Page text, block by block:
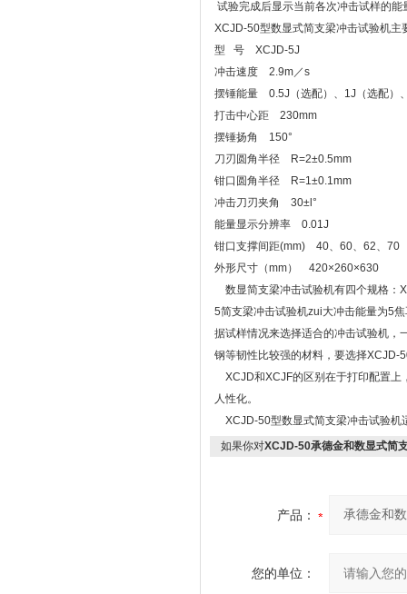
试验完成后显示当前各次冲击试样的能
XCJD-50型数显式简支梁冲击试验机主
型 号 XCJD-5J
冲击速度 2.9m／s
摆锤能量 0.5J（选配）、1J（选配）
打击中心距 230mm
摆锤扬角 150°
刀刃圆角半径 R=2±0.5mm
钳口圆角半径 R=1±0.1mm
冲击刀刃夹角 30±l°
能量显示分辨率 0.01J
钳口支撑间距(mm) 40、60、62、70
外形尺寸（mm） 420×260×630
数显简支梁冲击试验机有四个规格：
5简支梁冲击试验机zui大冲击能量为5
据试样情况来选择适合的冲击试验机，
钢等韧性比较强的材料，要选择XCJD-
XCJD和XCJF的区别在于打印配置上
人性化。
XCJD-50型数显式简支梁冲击试验机
如果你对XCJD-50承德金和数显式简
产品：
您的单位：